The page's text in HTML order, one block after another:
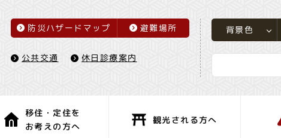
防災ハザードマップ 避難場所
公共交通 休日診療案内
背景色
移住・定住を
お考えの方へ
観光される方へ